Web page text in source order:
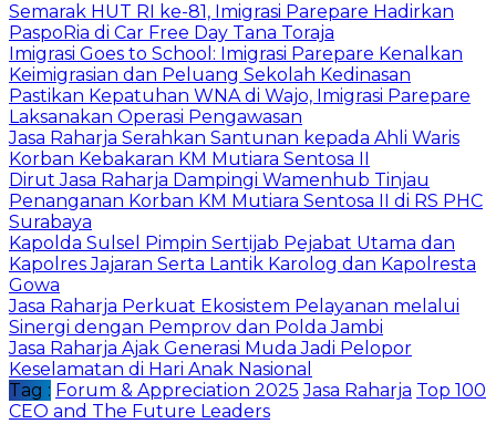
Semarak HUT RI ke-81, Imigrasi Parepare Hadirkan
PaspoRia di Car Free Day Tana Toraja
Imigrasi Goes to School: Imigrasi Parepare Kenalkan
Keimigrasian dan Peluang Sekolah Kedinasan
Pastikan Kepatuhan WNA di Wajo, Imigrasi Parepare
Laksanakan Operasi Pengawasan
Jasa Raharja Serahkan Santunan kepada Ahli Waris
Korban Kebakaran KM Mutiara Sentosa II
Dirut Jasa Raharja Dampingi Wamenhub Tinjau
Penanganan Korban KM Mutiara Sentosa II di RS PHC
Surabaya
Kapolda Sulsel Pimpin Sertijab Pejabat Utama dan
Kapolres Jajaran Serta Lantik Karolog dan Kapolresta
Gowa
Jasa Raharja Perkuat Ekosistem Pelayanan melalui
Sinergi dengan Pemprov dan Polda Jambi
Jasa Raharja Ajak Generasi Muda Jadi Pelopor
Keselamatan di Hari Anak Nasional
Tag : Forum & Appreciation 2025 Jasa Raharja Top 100
CEO and The Future Leaders